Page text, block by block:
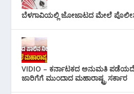
ಬೆಳಗಾವಿಯಲ್ಲಿ ಜೋಜಾಟದ ಮೇಲೆ
VIDIO – ಕರ್ನಾಟಕದ ಅನುಮತಿ
ಜಾರಿಗೆಗೆ ಮುಂದಾದ ಮಹಾರಾಷ್ಟ್ರ ಸರ್ಕಾರ